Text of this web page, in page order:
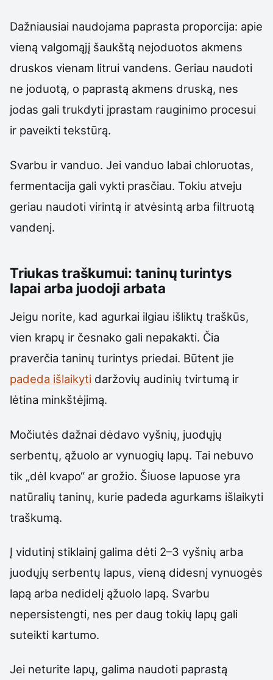
Dažniausiai naudojama paprasta proporcija: apie
vieną valgomąjį šaukštą nejoduotos akmens
druskos vienam litrui vandens. Geriau naudoti
ne joduotą, o paprastą akmens druską, nes
jodas gali trukdyti įprastam rauginimo procesui
ir paveikti tekstūrą.
Svarbu ir vanduo. Jei vanduo labai chloruotas,
fermentacija gali vykti prasčiau. Tokiu atveju
geriau naudoti virintą ir atvėsintą arba filtruotą
vandenį.
Triukas traškumui: taninų turintys
lapai arba juodoji arbata
Jeigu norite, kad agurkai ilgiau išliktų traškūs,
vien krapų ir česnako gali nepakakti. Čia
praverčia taninų turintys priedai. Būtent jie
padeda išlaikyti daržovių audinių tvirtumą ir
lėtina minkštėjimą.
Močiutės dažnai dėdavo vyšnių, juodųjų
serbentų, ąžuolo ar vynuogių lapų. Tai nebuvo
tik „dėl kvapo“ ar grožio. Šiuose lapuose yra
natūralių taninų, kurie padeda agurkams išlaikyti
traškumą.
Į vidutinį stiklainį galima dėti 2–3 vyšnių arba
juodųjų serbentų lapus, vieną didesnį vynuogės
lapą arba nedidelį ąžuolo lapą. Svarbu
nepersistengti, nes per daug tokių lapų gali
suteikti kartumo.
Jei neturite lapų, galima naudoti paprastą